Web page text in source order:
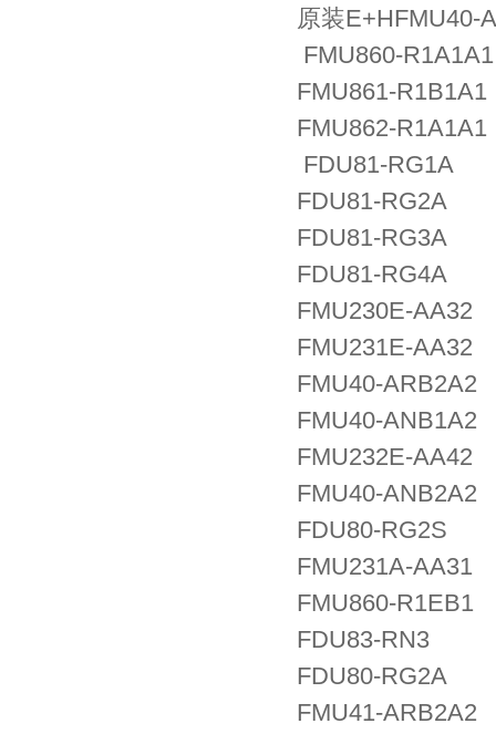
原装E+HFMU40-
FMU860-
FMU861-R1B1A1
FMU862-R1A1A1
FDU81-RG1A
FDU81-RG2A
FDU81-RG3A
FDU81-RG4A
FMU230E-
FMU231E-
FMU40-ARB2A2
FMU40-ANB1A2
FMU232E-AA42
FMU40-ANB2A2
FDU80-RG2S
FMU231A-AA31
FMU860-R1EB1
FDU83-RN3
FDU80-RG2A
FMU41-ARB2A2